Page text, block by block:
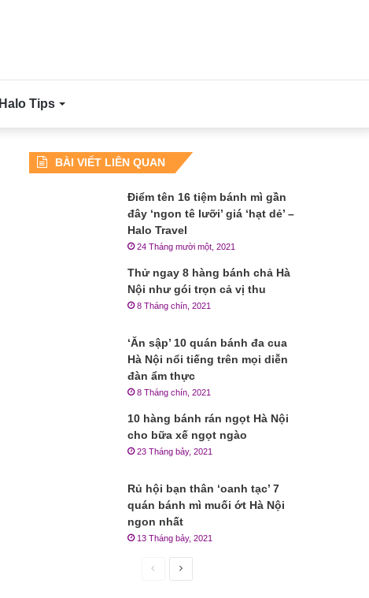
Halo Tips
BÀI VIẾT LIÊN QUAN
Điểm tên 16 tiệm bánh mì gần
đây ‘ngon tê lưỡi’ giá ‘hạt dẻ’ –
Halo Travel
24 Tháng mười một, 2021
Thử ngay 8 hàng bánh chả Hà
Nội như gói trọn cả vị thu
8 Tháng chín, 2021
‘Ăn sập’ 10 quán bánh đa cua
Hà Nội nổi tiếng trên mọi diễn
đàn ẩm thực
8 Tháng chín, 2021
10 hàng bánh rán ngọt Hà Nội
cho bữa xế ngọt ngào
23 Tháng bảy, 2021
Rủ hội bạn thân ‘oanh tạc’ 7
quán bánh mì muối ớt Hà Nội
ngon nhất
13 Tháng bảy, 2021
Trang